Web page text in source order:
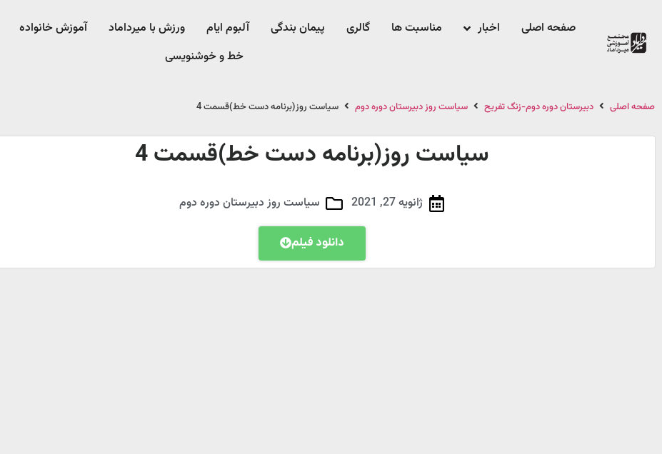
صفحه اصلی اخبار مناسبت ها گالری پیمان بندگی آلبوم ایام ورزش با میرداماد​ آموزش خانواده
خط و خوشنویسی
صفحه اصلی دبیرستان دوره دوم-زنگ تفریح سیاست روز دبیرستان دوره دوم سیاست روز(برنامه دست خط)قسمت 4
سیاست روز(برنامه دست خط)قسمت 4
ژانویه 27, 2021 سیاست روز دبیرستان دوره دوم
دانلود فیلم